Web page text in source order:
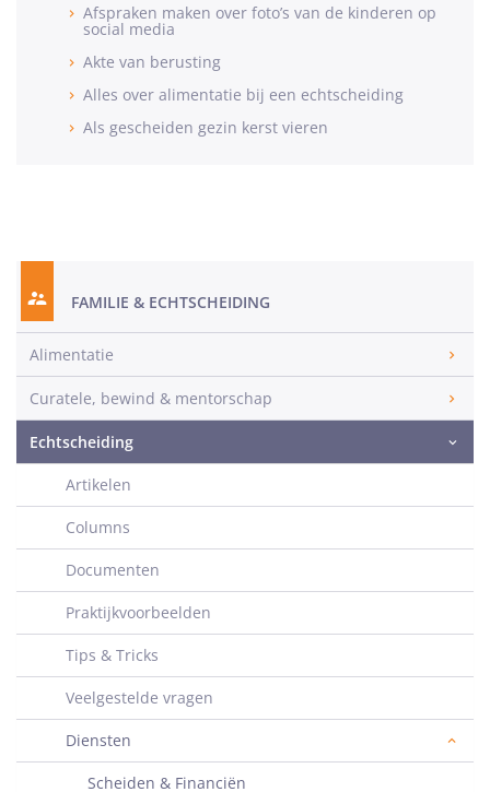
Afspraken maken over foto’s van de kinderen op
social media
Akte van berusting
Alles over alimentatie bij een echtscheiding
Als gescheiden gezin kerst vieren
FAMILIE & ECHTSCHEIDING
Alimentatie
Curatele, bewind & mentorschap
Echtscheiding
Artikelen
Columns
Documenten
Praktijkvoorbeelden
Tips & Tricks
Veelgestelde vragen
Diensten
Scheiden & Financiën